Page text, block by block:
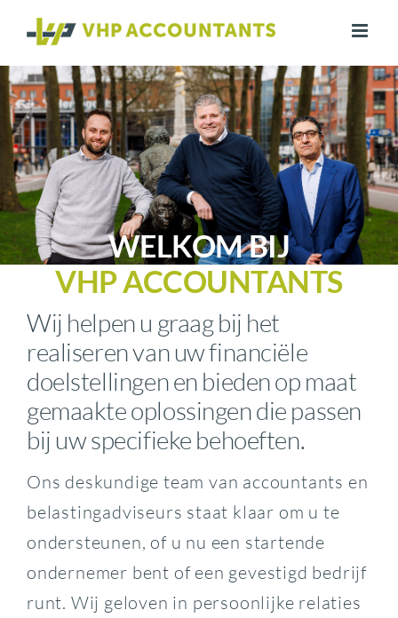
naar
inhoud
WELKOM BIJ
VHP ACCOUNTANTS
Wij helpen u graag bij het
realiseren van uw financiële
doelstellingen en bieden op maat
gemaakte oplossingen die passen
bij uw specifieke behoeften.
Ons deskundige team van accountants en
belastingadviseurs staat klaar om u te
ondersteunen, of u nu een startende
ondernemer bent of een gevestigd bedrijf
runt. Wij geloven in persoonlijke relaties